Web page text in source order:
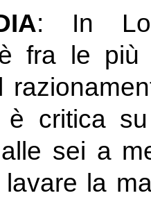
: In
fra le
è critica
sei a
la